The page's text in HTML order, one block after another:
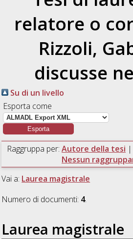
relatore o
Rizzoli,
discusse
Su di un livello
Esporta come
Raggruppa per: Autore della tesi |
Nessun
Vai a: Laurea magistrale
Numero di documenti: 4.
Laurea magistrale